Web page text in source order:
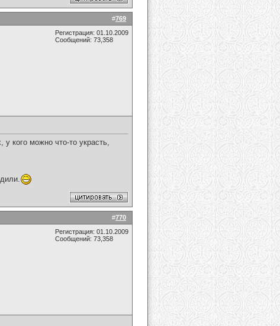
#769
Регистрация: 01.10.2009
Сообщений: 73,358
кого можно что-то украсть,
#770
Регистрация: 01.10.2009
Сообщений: 73,358